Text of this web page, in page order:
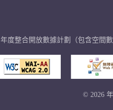
年度整合開放數據計劃（包含空間數
© 2026